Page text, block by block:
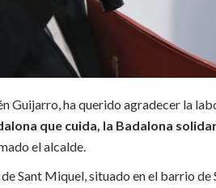
Guijarro, ha querido agradecer la
que cuida, la Badalona
el alcalde.
Sant Miquel, situado en el barrio de